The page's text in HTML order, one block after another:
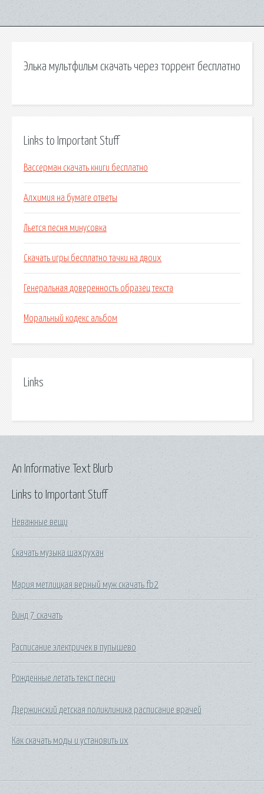
Элька мультфильм скачать через торрент бесплатно
Links to Important Stuff
Вассерман скачать книги бесплатно
Алхимия на бумаге ответы
Льется песня минусовка
Скачать игры бесплатно тачки на двоих
Генеральная доверенность образец текста
Моральный кодекс альбом
Links
Links to Important Stuff
Неважные вещи
Скачать музыка шахрухан
Мария метлицкая верный муж скачать fb2
Винд 7 скачать
Расписание электричек в пупышево
Рожденные летать текст песни
Дзержинский детская поликлиника расписание врачей
Как скачать моды и установить их
An Informative Text Blurb